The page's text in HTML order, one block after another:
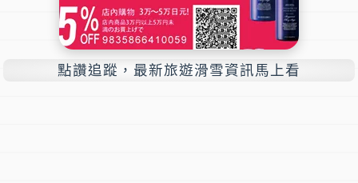
點讚追蹤，最新旅遊滑雪資訊馬上看